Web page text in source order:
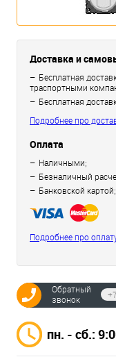
Доставка и
Бесплатная
траспортными
Бесплатная
Подробнее про
Оплата
Наличными;
Безналичный
Банковской картой;
Подробнее про
Обратный
звонок
пн. - сб.: